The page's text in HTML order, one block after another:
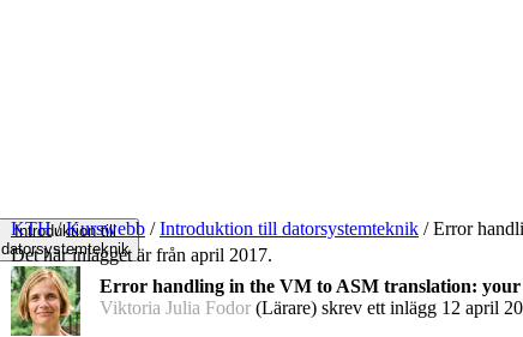
Introduktion till
datorsystemteknik
KTH / Kurswebb / Introduktion till datorsystemteknik /Error
Det här inlägget är från april 2017.
Error handling in the VM to ASM translation: your
Viktoria Julia Fodor (Lärare) skrev ett inlägg 12 april